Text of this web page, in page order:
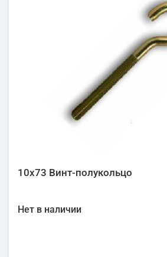
10х73 Винт-полукольцо
Нет в наличии